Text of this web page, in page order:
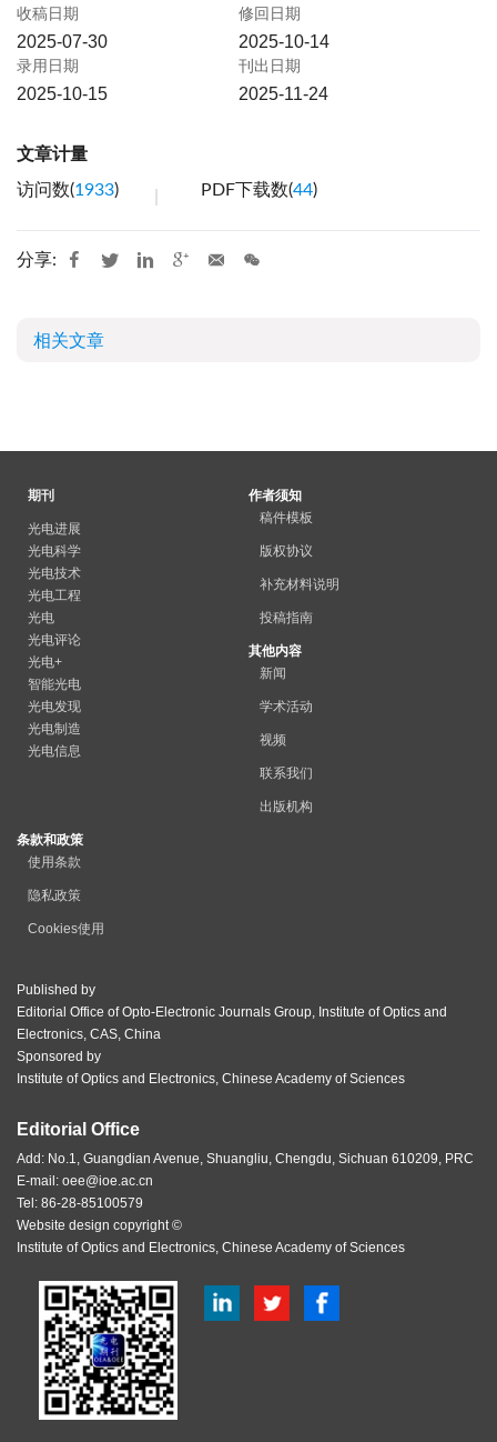
收稿日期
2025-07-30
修回日期
2025-10-14
录用日期
2025-10-15
刊出日期
2025-11-24
文章计量
访问数(1933) PDF下载数(44)
分享:
相关文章
期刊
光电进展
光电科学
光电技术
光电工程
光电
光电评论
光电+
智能光电
光电发现
光电制造
光电信息
作者须知
稿件模板
版权协议
补充材料说明
投稿指南
其他内容
新闻
学术活动
视频
联系我们
出版机构
条款和政策
使用条款
隐私政策
Cookies使用
Published by
Editorial Office of Opto-Electronic Journals Group, Institute of Optics and
Electronics, CAS, China
Sponsored by
Institute of Optics and Electronics, Chinese Academy of Sciences
Editorial Office
Add: No.1, Guangdian Avenue, Shuangliu, Chengdu, Sichuan 610209, PRC
E-mail: oee@ioe.ac.cn
Tel: 86-28-85100579
Website design copyright ©
Institute of Optics and Electronics, Chinese Academy of Sciences